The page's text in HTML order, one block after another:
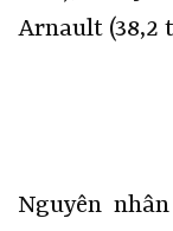
Arnault (38,2
Nguyên